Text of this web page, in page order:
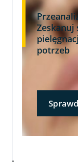
Zeskanuj
potrzeb